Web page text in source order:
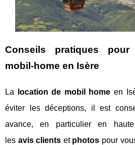
Conseils pratiques
mobil-home en Isère
La location de mobil home en
éviter les déceptions, il est
avance, en particulier en
les avis clients et photos pour